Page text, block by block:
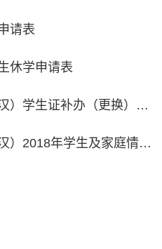
请表
休学申请表
中国地质大学（武汉）学生证补办（更换）申请表
中国地质大学（武汉）2018年学生及家庭情况调查表